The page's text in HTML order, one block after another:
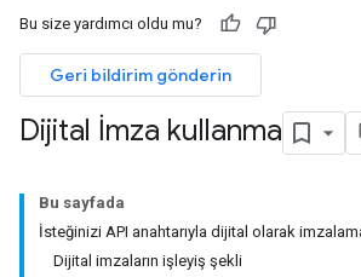
Bu size yardımcı oldu mu?
Geri bildirim gönderin
Dijital İmza kullanma
Bu sayfada
İsteğinizi API anahtarıyla dijital olarak
Dijital imzaların işleyiş şekli